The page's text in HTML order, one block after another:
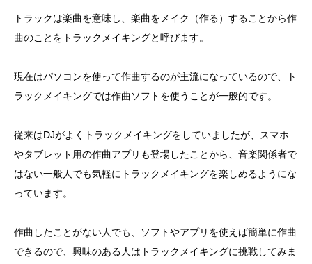
トラックは楽曲を意味し、楽曲をメイク（作る）することから作
曲のことをトラックメイキングと呼びます。
現在はパソコンを使って作曲するのが主流になっているので、ト
ラックメイキングでは作曲ソフトを使うことが一般的です。
従来はDJがよくトラックメイキングをしていましたが、スマホ
やタブレット用の作曲アプリも登場したことから、音楽関係者で
はない一般人でも気軽にトラックメイキングを楽しめるようにな
っています。
作曲したことがない人でも、ソフトやアプリを使えば簡単に作曲
できるので、興味のある人はトラックメイキングに挑戦してみま